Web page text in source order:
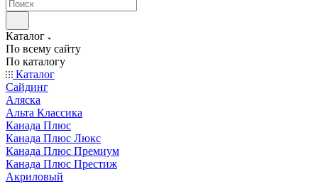
Каталог
По всему сайту
По каталогу
Каталог
Сайдинг
Аляска
Альта Классика
Канада Плюс
Канада Плюс Люкс
Канада Плюс Премиум
Канада Плюс Престиж
Акриловый